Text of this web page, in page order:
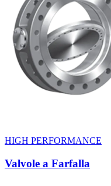
HIGH PERFORMANCE
Valvole a Farfalla